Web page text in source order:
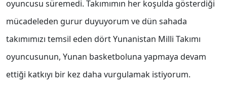
oyuncusu süremedi. Takımımın her koşulda gösterdiği
mücadeleden gurur duyuyorum ve dün sahada
takımımızı temsil eden dört Yunanistan Milli Takımı
oyuncusunun, Yunan basketboluna yapmaya devam
ettiği katkıyı bir kez daha vurgulamak istiyorum.